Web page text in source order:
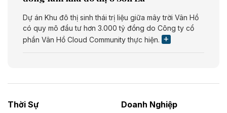
Dự án Khu đô thị sinh thái trị liệu giữa mây trời Vân Hồ
có quy mô đầu tư hơn 3.000 tỷ đồng do Công ty cổ
phần Vân Hồ Cloud Community thực hiện.
Dự án Nhà máy xử lý rác và phát điện Bắc Giang do
Thời Sự Doanh Nghiệp